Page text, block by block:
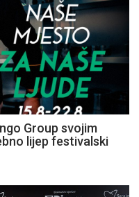
Group svojim
lijep festivalski